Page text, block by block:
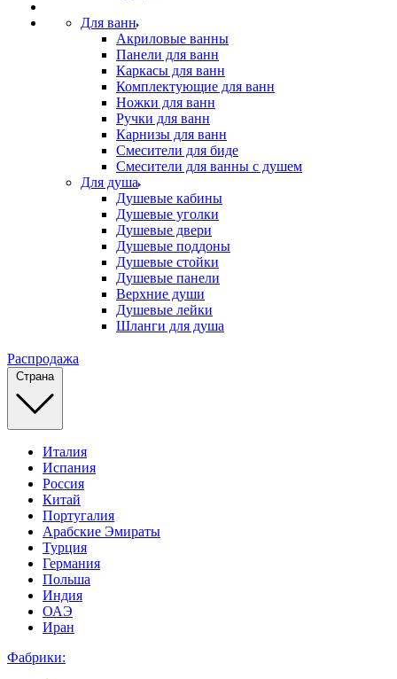
Для ванн
Акриловые ванны
Панели для ванн
Каркасы для ванн
Комплектующие для ванн
Ножки для ванн
Ручки для ванн
Карнизы для ванн
Смесители для биде
Смесители для ванны с душем
Для душа
Душевые кабины
Душевые уголки
Душевые двери
Душевые поддоны
Душевые стойки
Душевые панели
Верхние души
Душевые лейки
Шланги для душа
Распродажа
Страна
Италия
Испания
Россия
Китай
Португалия
Арабские Эмираты
Турция
Германия
Польша
Индия
ОАЭ
Иран
Фабрики: